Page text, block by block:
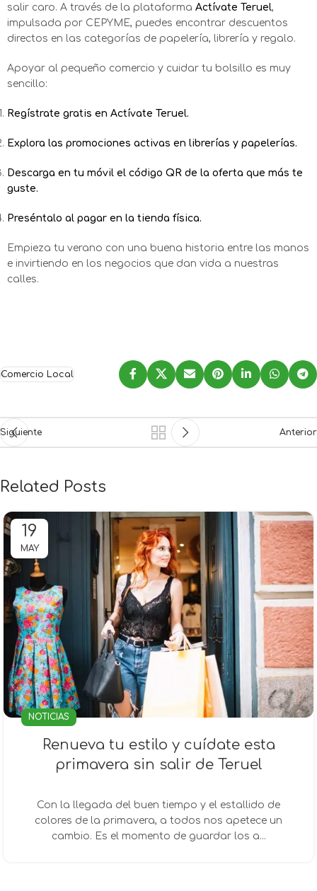
salir caro. A través de la plataforma Actívate Teruel,
impulsada por CEPYME, puedes encontrar descuentos
directos en las categorías de papelería, librería y regalo.
Apoyar al pequeño comercio y cuidar tu bolsillo es muy
sencillo:
Regístrate gratis en Actívate Teruel.
Explora las promociones activas en librerías y papelerías.
Descarga en tu móvil el código QR de la oferta que más te
guste.
Preséntalo al pagar en la tienda física.
Empieza tu verano con una buena historia entre las manos
e invirtiendo en los negocios que dan vida a nuestras
calles.
Comercio Local
Siguiente Anterior
Related Posts
19
MAY
NOTICIAS
Renueva tu estilo y cuídate esta
primavera sin salir de Teruel
Con la llegada del buen tiempo y el estallido de
colores de la primavera, a todos nos apetece un
cambio. Es el momento de guardar los a...